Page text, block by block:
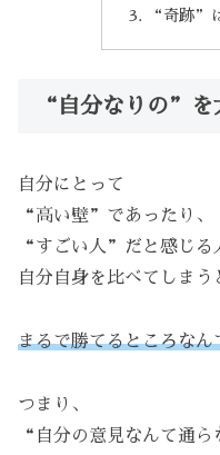
“奇跡”
“自分なりの”を
自分にとって
“高い壁”であったり、
“すごい人”だと感じる
自分自身を比べてしまう
まるで勝てるところなん
つまり、
“自分の意見なんて通ら